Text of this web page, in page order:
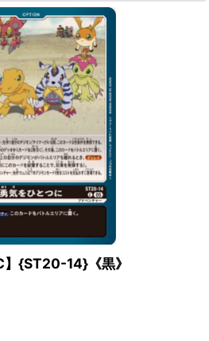
{ST20-14}《黒》